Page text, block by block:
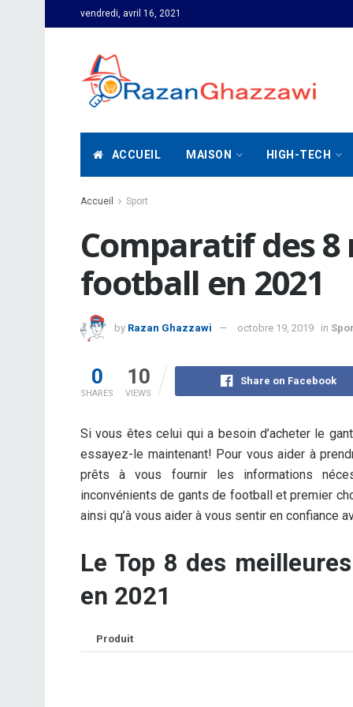
vendredi, avril 16, 2021
ACCUEIL MAISON HIGH-TECH
Accueil Sport
Comparatif des
football en 2021
by Razan Ghazzawi octobre 19, 2019 in
0
SHARES
10
VIEWS
Share on Facebook
Si vous êtes celui qui a besoin d’acheter le
essayez-le maintenant! Pour vous aider à
prêts à vous fournir les informations
inconvénients de gants de football et premier
ainsi qu’à vous aider à vous sentir en confiance
Le Top 8 des
en 2021
Produit